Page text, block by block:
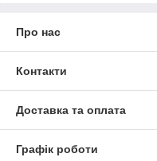
Про нас
Контакти
Доставка та оплата
Графік роботи